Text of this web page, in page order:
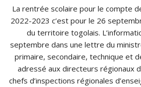
La rentrée scolaire pour le compte
2022-2023 c’est pour le 26
du territoire togolais.
septembre dans une lettre du
primaire, secondaire, technique et
adressé aux directeurs régionaux
chefs d’inspections régionales